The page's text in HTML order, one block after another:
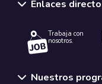
Enlaces
Trabaja con
nosotros.
Nuestros